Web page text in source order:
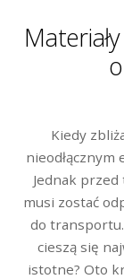
Kiedy
Jednak
musi zostać
do transportu.
cieszą się
istotne? Oto